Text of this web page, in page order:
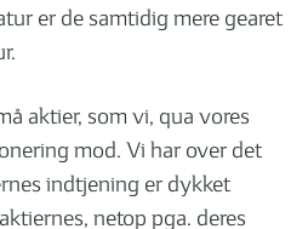
er de samtidig mere gearet
aktier, som vi, qua vores
mod. Vi har over det
indtjening er dykket
netop pga. deres